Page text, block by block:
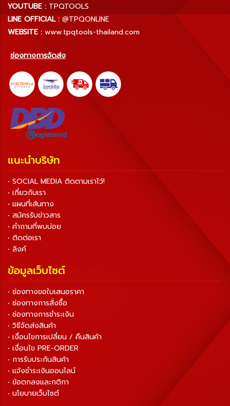
YOUTUBE : TPQTOOLS
LINE OFFICIAL : @TPQONLINE
WEBSITE : www.tpqtools-thailand.com
ช่องทางการจัดส่ง
แนะนำบริษัท
• SOCIAL MEDIA ติดตามเราไว้!
• เกี่ยวกับเรา
• แผนที่เส้นทาง
• สมัครรับข่าวสาร
• คำถามที่พบบ่อย
• ติดต่อเรา
• ลิงค์
ข้อมูลเว็บไซต์
• ช่องทางขอใบเสนอราคา
• ช่องทางการสั่งซื้อ
• ช่องทางการชำระเงิน
• วิธีจัดส่งสินค้า
• เงื่อนไขการเปลี่ยน / คืนสินค้า
• เงื่อนไข PRE-ORDER
• การรับประกันสินค้า
• แจ้งชำระเงินออนไลน์
• ข้อตกลงและกติกา
• นโยบายเว็บไซต์